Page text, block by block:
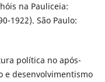
na Pauliceia:
1922). São Paulo:
política no após-
e desenvolvimentismo